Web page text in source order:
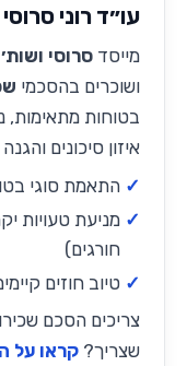
עו״ד רוני סרוסי
מייסד סרוסי
ושוכרים בהסכמי
בטוחות מתאימות,
איזון סיכונים
התאמת סוגי
מניעת טעויות
חורגים)
טיוב חוזים
צריכים הסכם
שצריך? קראו על